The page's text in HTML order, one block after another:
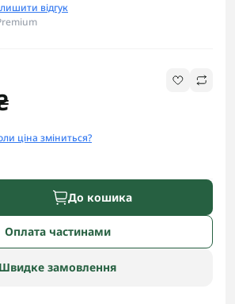
відгук
ціна зміниться?
До кошика
Оплата частинами
Швидке замовлення